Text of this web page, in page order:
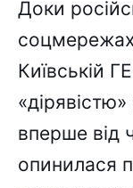
Доки
Київській
вперше від
опинилася